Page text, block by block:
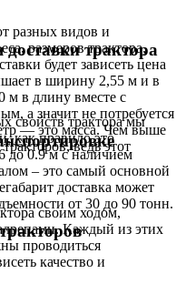
разных видов и
размеров трактора,
будет зависеть цена
в ширину 2,55 м и в
м в длину вместе с
а значит не потребуется
— это масса. Чем выше
ведь этот
трактора
свойств трактора мы
как правило это
до 0.9 м с наличием
– это самый основной
доставка может
от 30 до 90 тонн.
своим ходом,
Каждый из этих
проводиться
качество и